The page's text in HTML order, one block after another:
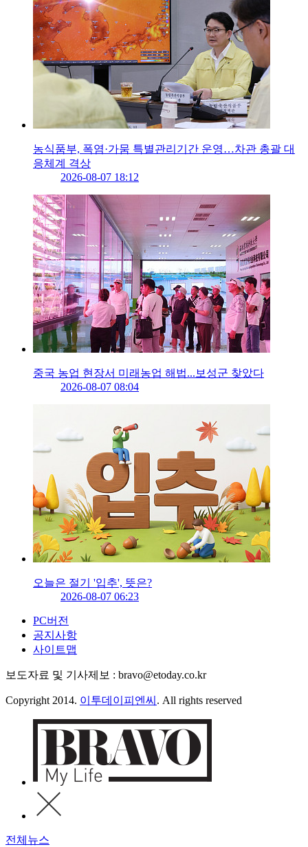
농식품부, 폭염·가뭄 특별관리기간 운영…차관 총괄 대
응체계 격상
2026-08-07 18:12
중국 농업 현장서 미래농업 해법...보성군 찾았다
2026-08-07 08:04
오늘은 절기 '입추', 뜻은?
2026-08-07 06:23
PC버전
공지사항
사이트맵
보도자료 및 기사제보 : bravo@etoday.co.kr
Copyright 2014. 이투데이피엔씨 . All rights reserved
전체뉴스